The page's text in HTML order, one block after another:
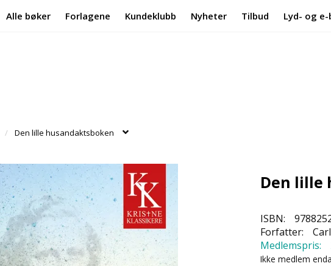
Alle bøker Forlagene Kundeklubb Nyheter Tilbud Lyd- og
Den lille husandaktsboken
Den lille
ISBN:
Forfatter:
Medlemspris:
Ikke medlem